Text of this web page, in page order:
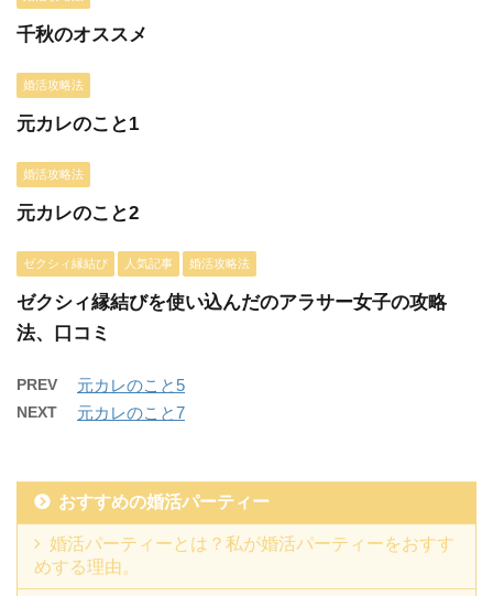
千秋のオススメ
婚活攻略法
元カレのこと1
婚活攻略法
元カレのこと2
ゼクシィ縁結び 人気記事 婚活攻略法
ゼクシィ縁結びを使い込んだのアラサー女子の攻略
法、口コミ
PREV 元カレのこと5
NEXT 元カレのこと7
おすすめの婚活パーティー
婚活パーティーとは？私が婚活パーティーをおすす
めする理由。